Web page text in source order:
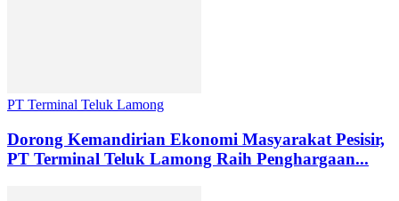
PT Terminal Teluk Lamong
Dorong Kemandirian Ekonomi Masyarakat Pesisir,
PT Terminal Teluk Lamong Raih Penghargaan...